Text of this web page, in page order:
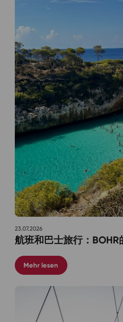
23.07.2026
航班和巴士旅行：
Mehr lesen